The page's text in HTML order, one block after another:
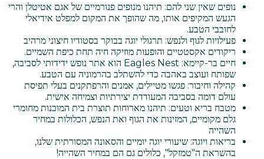
נופים שאין שני להם: תיהנו מנופים פנורמיים של אגם אטיטלן והרי
הגעש המקיפים אותו, מה שהופך את המקום למפלט אידיאלי
לחובבי הטבע.
פעילויות לגוף ולנפש: תרגולי יוגה בבוקר בסטודיו חיצוני מרהיב
ריקודים אקסטטיים והופעות מוזיקה חיה תחת כיפת השמיים.
חיים בר-קיימא: Eagles Nest הוא אתר נופש ידידותי לסביבה,
שפותח ועוצב באהבה כדי להשתלב בהרמוניה עם הטבע.
קהילה וחיבור: פגשו מטיילים, אמנים והרפתקנים בעלי תפיסת
עולם דומה בסביבה המעודדת יצירתיות וצמיחה אישית.
מטבח בריא וטעים: תיהנו מארוחות תוצרת בית המוכנות מחומרי
גלם מקומיים, המזינות את הגוף ואת הנפש, הכלולות במחיר
השהייה
בריאות ויוגה: שיעורי יוגה יומיים והסאונה המסורתית שלנו,
בהשראת ה"טמזקל", כלולים גם הם במחיר השהייה!